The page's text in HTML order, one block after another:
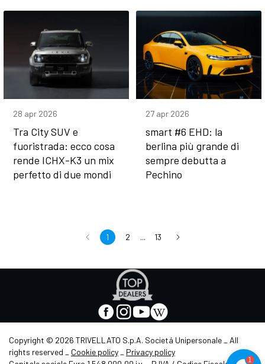
28 apr 2026
Tra City SUV e
fuoristrada: ecco cosa
rende ICHX-K3 un mix
perfetto di due mondi
27 apr 2026
smart #6 EHD: la
berlina più grande di
sempre debutta a
Pechino
1 2 ... 13
scheda
facebook
-
in
nuova
instagram
-
in
nuova
youtube
-
in
nuova
wikipedia
-
in
nuova
Copyright © 2026 TRIVELLATO S.p.A. Societá Unipersonale _ All
rights reserved _ Cookie policy
Privacy policy
1